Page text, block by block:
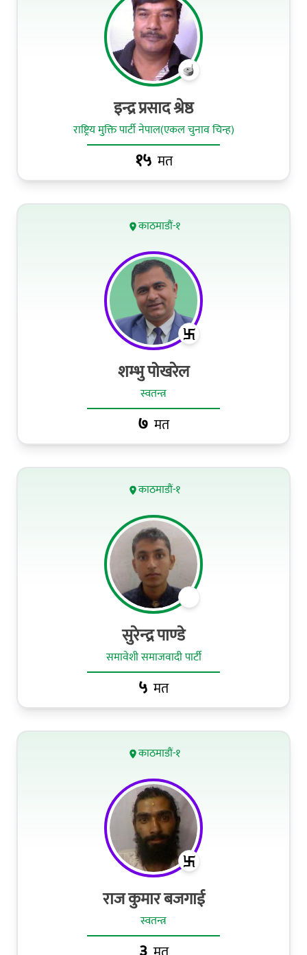
इन्द्र प्रसाद श्रेष्ठ
राष्ट्रिय मुक्ति पार्टी नेपाल(एकल चुनाव चिन्ह)
१५ मत
काठमाडौं-१
शम्भु पोखरेल
स्वतन्त्र
७ मत
काठमाडौं-१
सुरेन्‍द्र पाण्‍डे
समावेशी समाजवादी पार्टी
५ मत
काठमाडौं-१
राज कुमार बजगाई
स्वतन्त्र